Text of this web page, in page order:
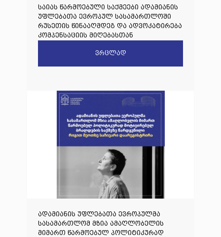
საიას წარმოებული საქმეები ადამიანის
უფლებათა ევროპულ სასამართლოში
რუსეთის წინააღმდეგ და ადვოკატირება
კომპენსაციის მიღებასთან
ვრცლად
ადამიანის უფლებათა ევროპულმა
სასამართლომ მზია ამაღლობელის
მიმართ წარმოებულ პოლიტიკურად